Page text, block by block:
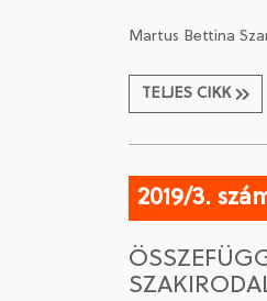
Martus Bettina
TELJES CIKK
2019/3.